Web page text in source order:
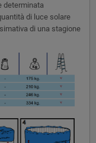
determinata
di luce solare
di una stagione